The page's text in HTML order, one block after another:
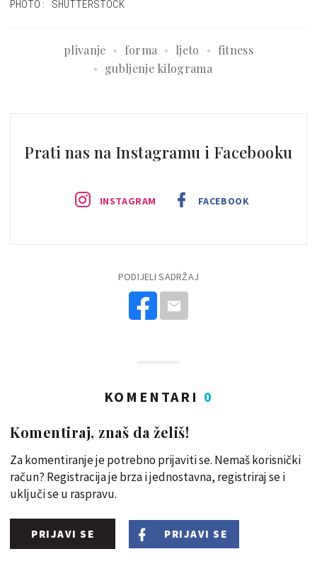
PHOTO: SHUTTERSTOCK
plivanje forma ljeto
fitness
gubljenje kilograma
Prati nas na Instagramu i Facebooku
INSTAGRAM FACEBOOK
PODIJELI SADRŽAJ
KOMENTARI 0
Komentiraj, znaš da želiš!
Za komentiranje je potrebno prijaviti se. Nemaš korisnički
račun? Registracija je brza i jednostavna, registriraj se i
uključi se u raspravu.
PRIJAVI SE PRIJAVI SE